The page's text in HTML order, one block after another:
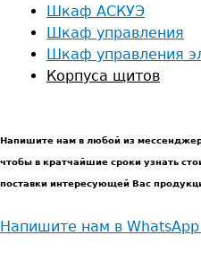
Шкаф АСКУЭ
Шкаф управления
Шкаф управления
Корпуса щитов
Напишите нам в любой из
чтобы в кратчайшие сроки узнать
поставки интересующей Вас
Напишите нам в WhatsApp